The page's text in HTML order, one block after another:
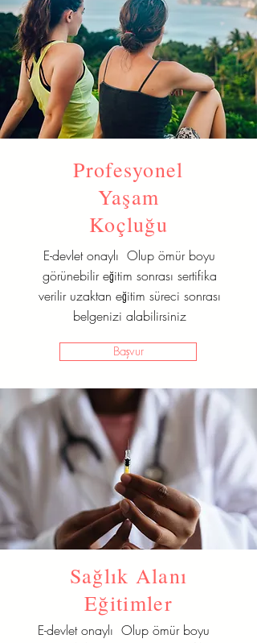
Profesyonel
Yaşam
Koçluğu
E-devlet onaylı Olup ömür boyu
görünebilir eğitim sonrası sertifika
verilir uzaktan eğitim süreci sonrası
belgenizi alabilirsiniz
Başvur
Sağlık Alanı
Eğitimler
E-devlet onaylı Olup ömür boyu